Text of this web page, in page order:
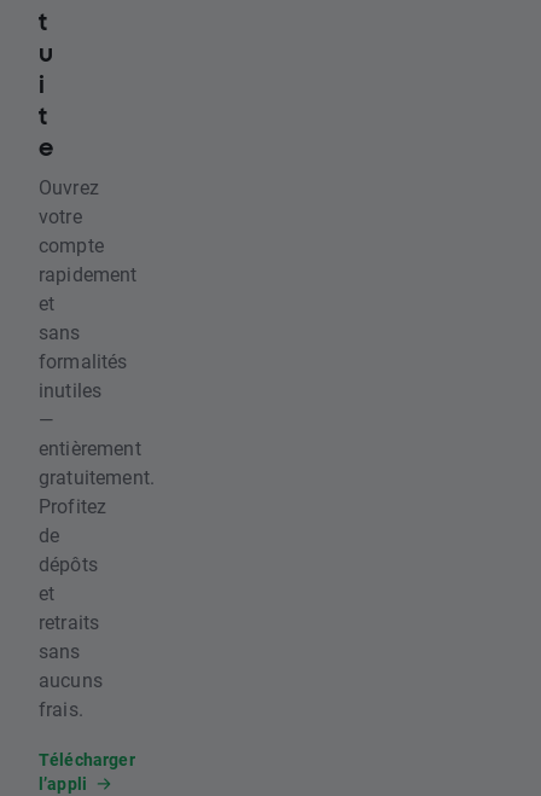
t
u
i
t
e
Ouvrez
votre
compte
rapidement
et
sans
formalités
inutiles
—
entièrement
gratuitement.
Profitez
de
dépôts
et
retraits
sans
aucuns
frais.
Télécharger
l’appli